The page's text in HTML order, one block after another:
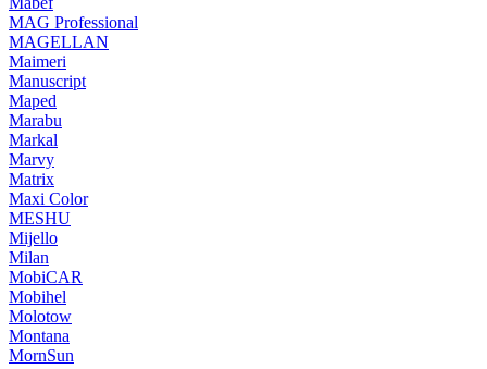
MAG Professional
MAGELLAN
Maimeri
Manuscript
Maped
Marabu
Markal
Marvy
Matrix
Maxi Color
MESHU
Mijello
Milan
MobiCAR
Mobihel
Molotow
Montana
MornSun